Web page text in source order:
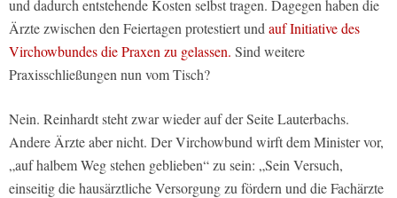
und dadurch entstehende Kosten selbst tragen. Dagegen haben die
Ärzte zwischen den Feiertagen protestiert und auf Initiative des
Virchowbundes die Praxen zu gelassen. Sind weitere
Praxisschließungen nun vom Tisch?
Nein. Reinhardt steht zwar wieder auf der Seite Lauterbachs.
Andere Ärzte aber nicht. Der Virchowbund wirft dem Minister vor,
„auf halbem Weg stehen geblieben“ zu sein: „Sein Versuch,
einseitig die hausärztliche Versorgung zu fördern und die Fachärzte